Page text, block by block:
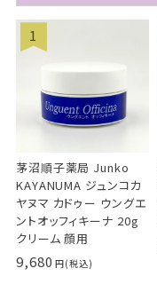
茅沼順子薬局 Junko
KAYANUMA ジュンコカ
ヤヌマ カドゥー ウングエ
ントオッフィキーナ 20g
クリーム 顔用
9,680